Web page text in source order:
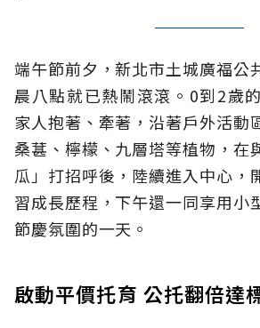
端午節前夕，新北市土城廣福公
晨八點就已熱鬧滾滾。0到2歲
家人抱著、牽著，沿著戶外活動
桑葚、檸檬、九層塔等植物，在
瓜」打招呼後，陸續進入中心，
習成長歷程，下午還一同享用小
節慶氛圍的一天。
啟動平價托育 公托翻倍達